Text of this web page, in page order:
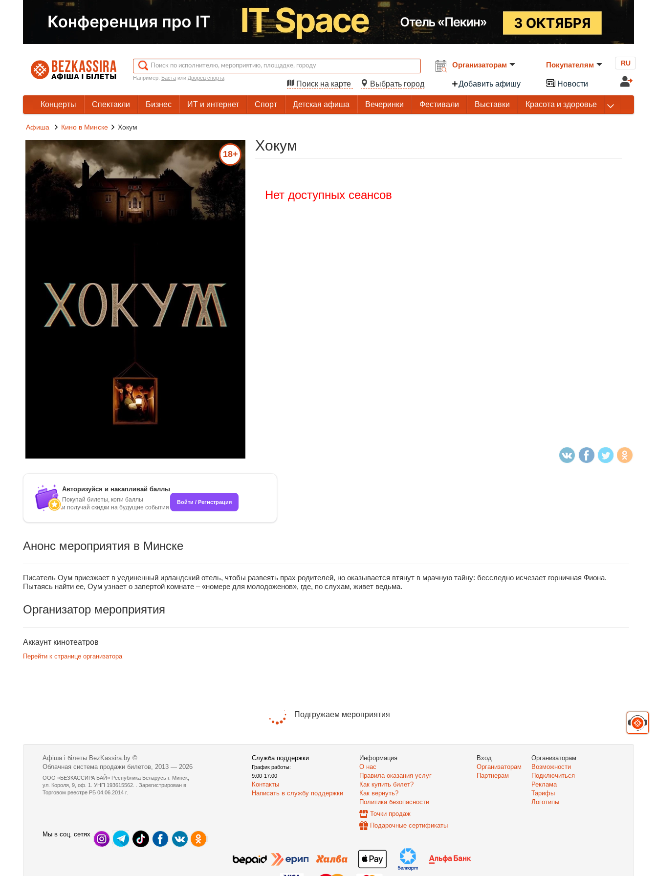
Например: Бастаили Дворец спорта
Поиск на карте Выбрать город
Организаторам
Добавить афишу
Покупателям
Новости
RU
Концерты Спектакли Бизнес ИТ и интернет Спорт Детская афиша Вечеринки Фестивали Выставки Красота и здоровье
Афиша Кино в Минске Хокум
18+
Хокум
Нет доступных сеансов
Авторизуйся и накапливай баллы
Покупай билеты, копи баллы
и получай скидки на будущие события
Войти / Регистрация
Анонс мероприятия в Минске
Писатель Оум приезжает в уединенный ирландский отель, чтобы развеять прах родителей, но оказывается втянут в мрачную тайну: бесследно исчезает горничная Фиона.
Пытаясь найти ее, Оум узнает о запертой комнате – «номере для молодоженов», где, по слухам, живет ведьма.
Организатор мероприятия
Аккаунт кинотеатров
Перейти к странице организатора
Подгружаем мероприятия
Афіша і білеты BezKassira.by ©
Облачная система продажи билетов, 2013 — 2026
ООО «БЕЗКАССИРА БАЙ» Республика Беларусь г. Минск,
ул. Короля, 9, оф. 1. УНП 193615562. . Зарегистрирован в
Торговом реестре РБ 04.06.2014 г.
Служба поддержки
График работы:
9:00-17:00
Контакты
Написать в службу поддержки
Информация
О нас
Правила оказания услуг
Как купить билет?
Как вернуть?
Политика безопасности
Точки продаж
Подарочные сертификаты
Вход
Организаторам
Партнерам
Организаторам
Возможности
Подключиться
Реклама
Тарифы
Логотипы
Мы в соц. сетях